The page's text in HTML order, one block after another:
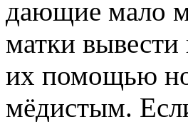
дающие мало
матки вывести
их помощью
мёдистым.